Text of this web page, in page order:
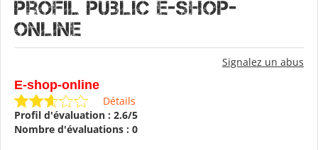
Profil public E-shop-
online
Signalez un abus
E-shop-online
Détails
Profil d'évaluation : 2.6/5
Nombre d'évaluations : 0